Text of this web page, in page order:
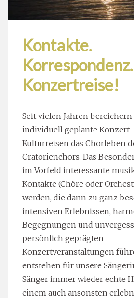
Kontakte.
Korrespondenz.
Konzertreise!
Seit vielen Jahren
individuell geplante
Kulturreisen das Chorleben
Oratorienchors. Das
im Vorfeld interessante
Kontakte (Chöre oder
werden, die dann zu ganz
intensiven Erlebnissen,
Begegnungen und
persönlich geprägten
Konzertveranstaltungen
entstehen für unsere
Sänger immer wieder echte
einem auch ansonsten